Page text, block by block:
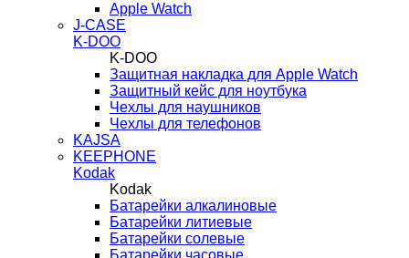
Apple Watch
J-CASE
K-DOO
K-DOO
Защитная накладка для Apple Watch
Защитный кейс для ноутбука
Чехлы для наушников
Чехлы для телефонов
KAJSA
KEEPHONE
Kodak
Kodak
Батарейки алкалиновые
Батарейки литиевые
Батарейки солевые
Батарейки часовые